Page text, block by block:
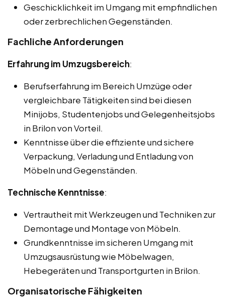
Geschicklichkeit im Umgang mit empfindlichen
oder zerbrechlichen Gegenständen.
Fachliche Anforderungen
Erfahrung im Umzugsbereich:
Berufserfahrung im Bereich Umzüge oder
vergleichbare Tätigkeiten sind bei diesen
Minijobs, Studentenjobs und Gelegenheitsjobs
in Brilon von Vorteil.
Kenntnisse über die effiziente und sichere
Verpackung, Verladung und Entladung von
Möbeln und Gegenständen.
Technische Kenntnisse:
Vertrautheit mit Werkzeugen und Techniken zur
Demontage und Montage von Möbeln.
Grundkenntnisse im sicheren Umgang mit
Umzugsausrüstung wie Möbelwagen,
Hebegeräten und Transportgurten in Brilon.
Organisatorische Fähigkeiten